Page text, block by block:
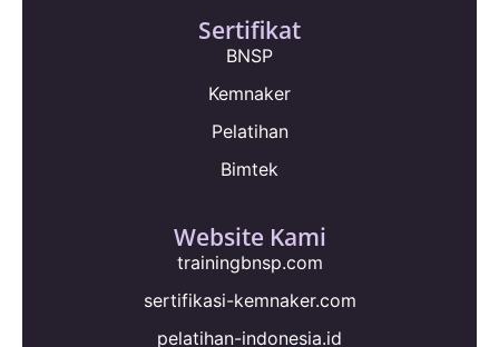
Sertifikat
BNSP
Kemnaker
Pelatihan
Bimtek
Website Kami
trainingbnsp.com
sertifikasi-kemnaker.com
pelatihan-indonesia.id